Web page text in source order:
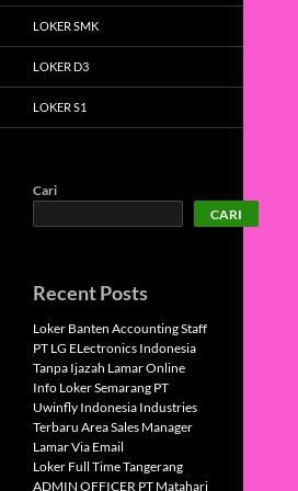
LOKER SMK
LOKER D3
LOKER S1
Cari
CARI
Recent Posts
Loker Banten Accounting Staff
PT LG ELectronics Indonesia
Tanpa Ijazah Lamar Online
Info Loker Semarang PT
Uwinfly Indonesia Industries
Terbaru Area Sales Manager
Lamar Via Email
Loker Full Time Tangerang
ADMIN OFFICER PT Matahari